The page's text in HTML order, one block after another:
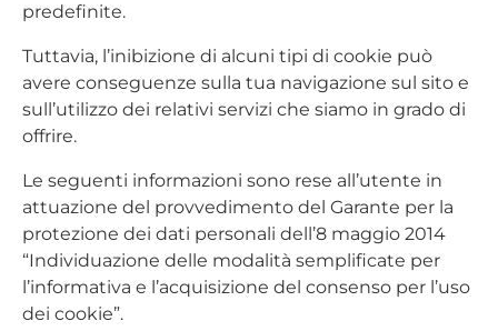
predefinite.
Tuttavia, l’inibizione di alcuni tipi di cookie può
avere conseguenze sulla tua navigazione sul sito e
sull’utilizzo dei relativi servizi che siamo in grado di
offrire.
Le seguenti informazioni sono rese all’utente in
attuazione del provvedimento del Garante per la
protezione dei dati personali dell’8 maggio 2014
“Individuazione delle modalità semplificate per
l’informativa e l’acquisizione del consenso per l’uso
dei cookie”.